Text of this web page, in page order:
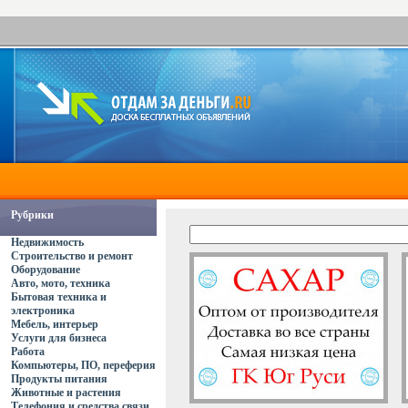
Рубрики
Недвижимость
Строительство и ремонт
Оборудование
Авто, мото, техника
Бытовая техника и
электроника
Мебель, интерьер
Услуги для бизнеса
Работа
Компьютеры, ПО, переферия
Продукты питания
Животные и растения